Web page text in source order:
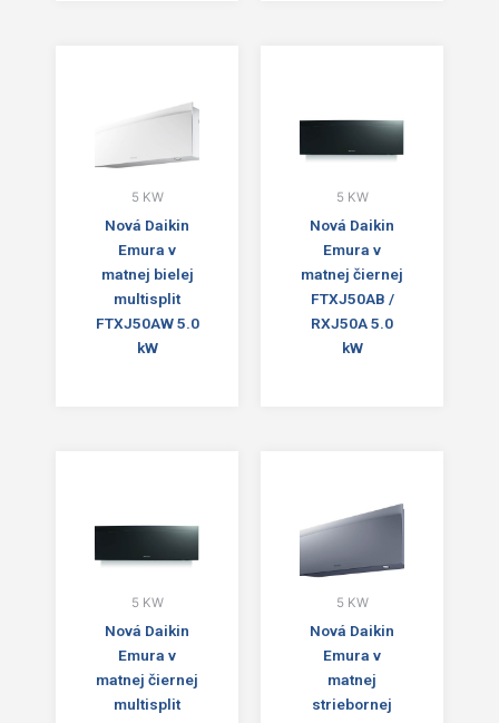
5 KW
Nová Daikin
Emura v
matnej bielej
multisplit
FTXJ50AW 5.0
kW
5 KW
Nová Daikin
Emura v
matnej čiernej
FTXJ50AB /
RXJ50A 5.0
kW
5 KW
Nová Daikin
Emura v
matnej čiernej
multisplit
5 KW
Nová Daikin
Emura v
matnej
striebornej